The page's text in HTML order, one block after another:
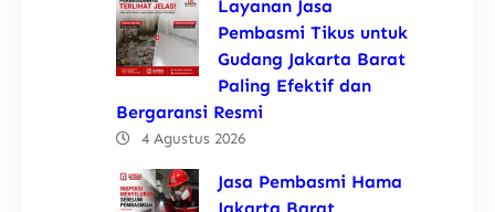
Layanan Jasa
Pembasmi Tikus untuk
Gudang Jakarta Barat
Paling Efektif dan
Bergaransi Resmi
4 Agustus 2026
Jasa Pembasmi Hama